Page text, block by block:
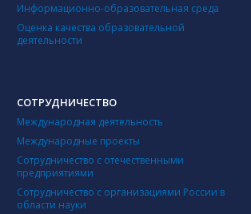
Информационно-образовательная среда
Оценка качества образовательной
деятельности
СОТРУДНИЧЕСТВО
Международная деятельность
Международные проекты
Сотрудничество с отечественными
предприятиями
Сотрудничество с организациями России в
области науки